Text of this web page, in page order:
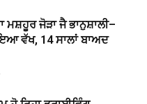
ਮਸ਼ਹੂਰ ਜੋੜਾ ਜੈ ਭਾਨੁਸ਼ਾਲੀ–
ਵੱਖ, 14 ਸਾਲਾਂ ਬਾਅਦ